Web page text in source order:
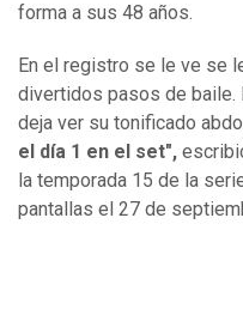
forma a sus 48 años.
En el registro se le ve se
divertidos pasos de baile.
deja ver su tonificado
el día 1 en el set",
la temporada 15 de la
pantallas el 27 de